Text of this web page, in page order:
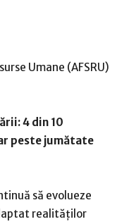
Umane (AFSRU)
4 din 10
peste jumătate
să evolueze
realităților